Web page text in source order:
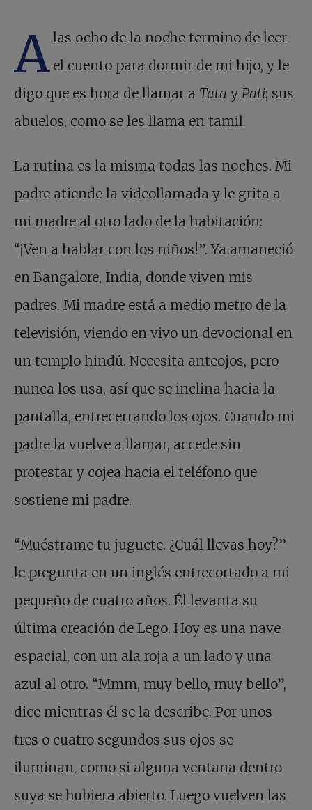
Alas ocho de la noche termino de leer
el cuento para dormir de mi hijo, y le
digo que es hora de llamar a Tata y Pati; sus
abuelos, como se les llama en tamil.
La rutina es la misma todas las noches. Mi
padre atiende la videollamada y le grita a
mi madre al otro lado de la habitación:
“¡Ven a hablar con los niños!”. Ya amaneció
en Bangalore, India, donde viven mis
padres. Mi madre está a medio metro de la
televisión, viendo en vivo un devocional en
un templo hindú. Necesita anteojos, pero
nunca los usa, así que se inclina hacia la
pantalla, entrecerrando los ojos. Cuando mi
padre la vuelve a llamar, accede sin
protestar y cojea hacia el teléfono que
sostiene mi padre.
“Muéstrame tu juguete. ¿Cuál llevas hoy?”
le pregunta en un inglés entrecortado a mi
pequeño de cuatro años. Él levanta su
última creación de Lego. Hoy es una nave
espacial, con un ala roja a un lado y una
azul al otro. “Mmm, muy bello, muy bello”,
dice mientras él se la describe. Por unos
tres o cuatro segundos sus ojos se
iluminan, como si alguna ventana dentro
suya se hubiera abierto. Luego vuelven las